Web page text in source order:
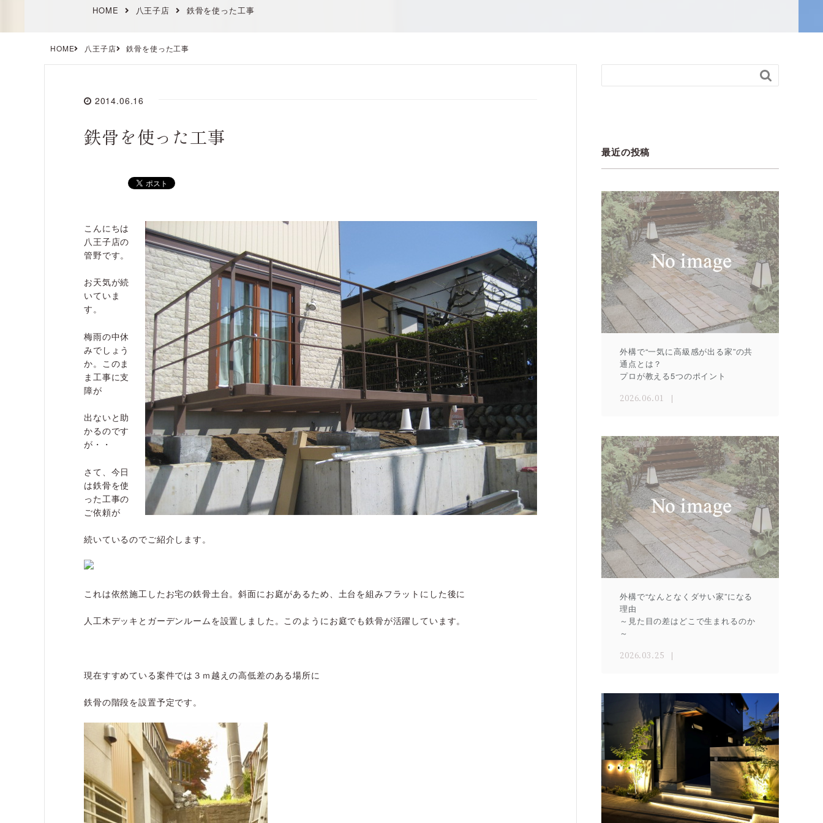
HOME 八王子店 鉄骨を使った工事
HOME 八王子店 鉄骨を使った工事
2014.06.16
鉄骨を使った工事
こんにちは
八王子店の
管野です。
お天気が続
いていま
す。
梅雨の中休
みでしょう
か。このま
ま工事に支
障が
出ないと助
かるのです
が・・
さて、今日
は鉄骨を使
った工事の
ご依頼が
続いているのでご紹介します。
これは依然施工したお宅の鉄骨土台。斜面にお庭があるため、土台を組みフラットにした後に
人工木デッキとガーデンルームを設置しました。このようにお庭でも鉄骨が活躍しています。
現在すすめている案件では３ｍ越えの高低差のある場所に
鉄骨の階段を設置予定です。

最近の投稿
外構で“一気に高級感が出る家”の共
通点とは？
プロが教える5つのポイント
2026.06.01
外構で“なんとなくダサい家”になる
理由
～見た目の差はどこで生まれるのか
～
2026.03.25